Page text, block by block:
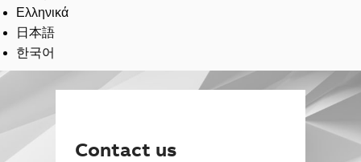
Ελληνικά
日本語
한국어
Contact us